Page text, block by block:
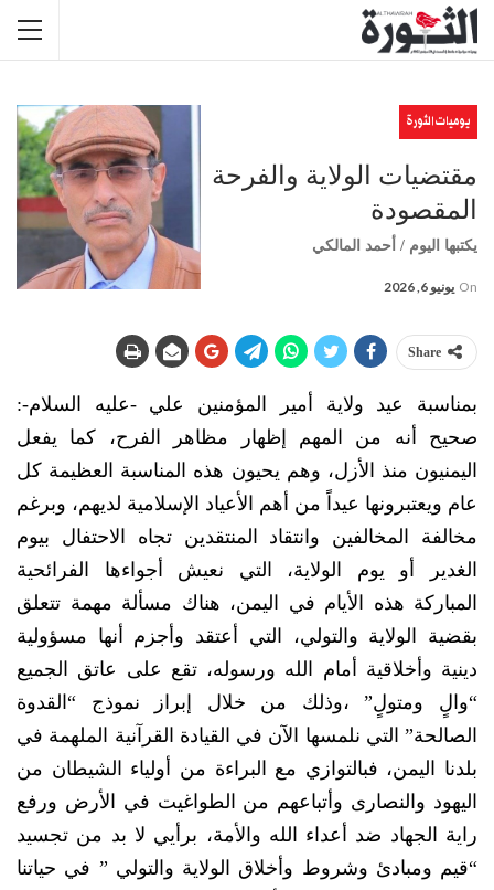
يوميات الثورة
مقتضيات الولاية والفرحة
المقصودة
يكتبها اليوم / أحمد المالكي
On يونيو 6, 2026
Share
بمناسبة عيد ولاية أمير المؤمنين علي -عليه السلام-:
صحيح أنه من المهم إظهار مظاهر الفرح، كما يفعل
اليمنيون منذ الأزل، وهم يحيون هذه المناسبة العظيمة كل
عام ويعتبرونها عيداً من أهم الأعياد الإسلامية لديهم، وبرغم
مخالفة المخالفين وانتقاد المنتقدين تجاه الاحتفال بيوم
الغدير أو يوم الولاية، التي نعيش أجواءها الفرائحية
المباركة هذه الأيام في اليمن، هناك مسألة مهمة تتعلق
بقضية الولاية والتولي، التي أعتقد وأجزم أنها مسؤولية
دينية وأخلاقية أمام الله ورسوله، تقع على عاتق الجميع
“والٍ ومتولٍ” ،وذلك من خلال إبراز نموذج “القدوة
الصالحة” التي نلمسها الآن في القيادة القرآنية الملهمة في
بلدنا اليمن، فبالتوازي مع البراءة من أولياء الشيطان من
اليهود والنصارى وأتباعهم من الطواغيت في الأرض ورفع
راية الجهاد ضد أعداء الله والأمة، برأيي لا بد من تجسيد
“قيم ومبادئ وشروط وأخلاق الولاية والتولي ” في حياتنا